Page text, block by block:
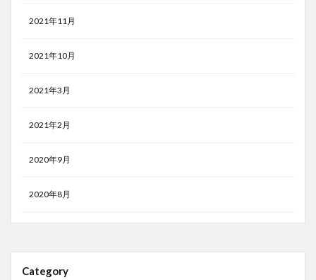
2021年11月
2021年10月
2021年3月
2021年2月
2020年9月
2020年8月
Category